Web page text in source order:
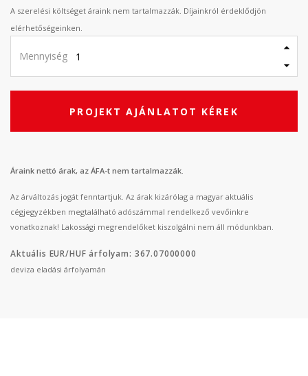
A szerelési költséget áraink nem tartalmazzák. Díjainkról érdeklődjön
elérhetőségeinken.
Mennyiség
PROJEKT AJÁNLATOT KÉREK
Áraink nettó árak, az ÁFA-t nem tartalmazzák.
Az árváltozás jogát fenntartjuk. Az árak kizárólag a magyar aktuális
cégjegyzékben megtalálható adószámmal rendelkező vevőinkre
vonatkoznak! Lakossági megrendelőket kiszolgálni nem áll módunkban.
Aktuális EUR/HUF árfolyam: 367.07000000
deviza eladási árfolyamán